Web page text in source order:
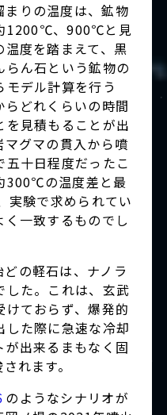
りの温度は、鉱物
1200℃、900℃と見
度を踏まえて、黒
らん石という鉱物の
デル計算を行う
らどれくらいの時間
を見積もることが出
グマの貫入から噴
十日程度だったこ
300℃の温度差と最
実験で求められてい
一致するものでし
の軽石は、ナノラ
した。これは、玄武
ておらず、爆発的
した際に急速な冷却
出来るまもなく固
れます。
のようなシナリオが